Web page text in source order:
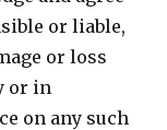
or liable,
or loss
or in
on any such